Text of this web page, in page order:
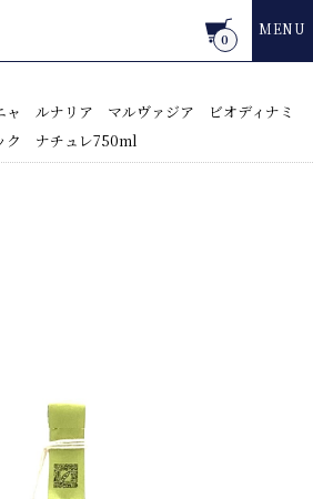
0
MENU
ャ ルナリア マルヴァジア ビオディナミ
ク ナチュレ750ml